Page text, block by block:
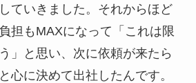
ていきました。それからほど
担もMAXになって「これは限
」と思い、次に依頼が来たら
心に決めて出社したんです。